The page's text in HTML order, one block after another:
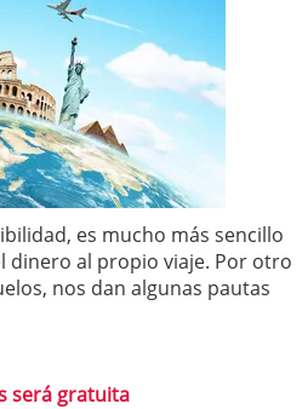
es mucho más sencillo
dinero al propio viaje. Por otro
nos dan algunas pautas
será gratuita